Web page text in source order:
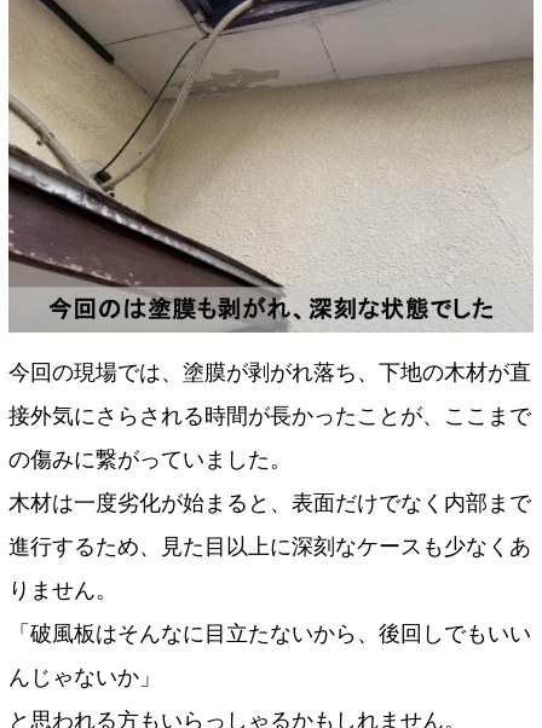
今回の現場では、塗膜が剥がれ落ち、下地の木材が直
接外気にさらされる時間が長かったことが、ここまで
の傷みに繋がっていました。
木材は一度劣化が始まると、表面だけでなく内部まで
進行するため、見た目以上に深刻なケースも少なくあ
りません。
「破風板はそんなに目立たないから、後回しでもいい
んじゃないか」
と思われる方もいらっしゃるかもしれません。